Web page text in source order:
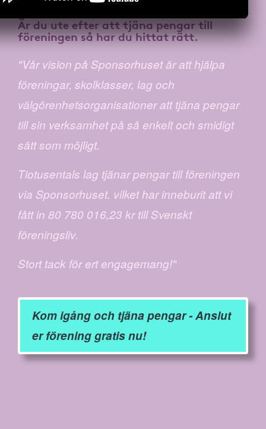
Är du ute efter atttjäna pengar till
föreningenså har du hittat rätt.
"Vår vision på Sponsorhuset är att hjälpa
föreningar, skolklasser, lag och
välgörenhetsorganisationer att tjäna pengar
till sin verksamhet på så enkelt och smidigt
sätt som möjligt.
Tiotusentals lag tjänar pengar till föreningen
via Sponsorhuset. vilket har inneburit att vi
fått in 80 780 016,23 kr till Svenskt
föreningsliv.
Stort tack för ert engagemang!"
Kom igång och tjäna pengar - Anslut
er förening gratis nu!